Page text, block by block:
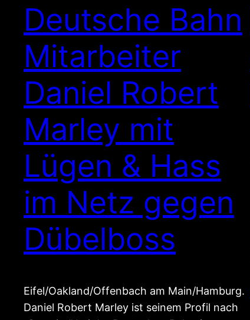
Deutsche Bahn
Mitarbeiter
Daniel Robert
Marley mit
Lügen & Hass
im Netz gegen
Dübelboss
Eifel/Oakland/Offenbach am Main/Hamburg.
Daniel Robert Marley ist seinem Profil nach